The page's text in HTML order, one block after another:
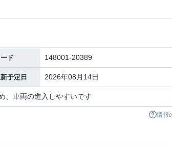
ド 148001-20389
予定日 2026年08月14日
、車両の進入しやすいです
情報